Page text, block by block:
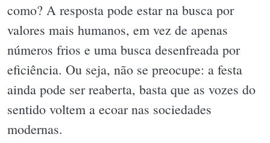
como? A resposta pode estar na busca por
valores mais humanos, em vez de apenas
números frios e uma busca desenfreada por
eficiência. Ou seja, não se preocupe: a festa
ainda pode ser reaberta, basta que as vozes do
sentido voltem a ecoar nas sociedades
modernas.